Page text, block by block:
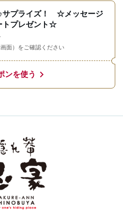
サプライズ！ ☆メッセージ
トプレゼント☆
面）をご確認ください
ンを使う chevron_right